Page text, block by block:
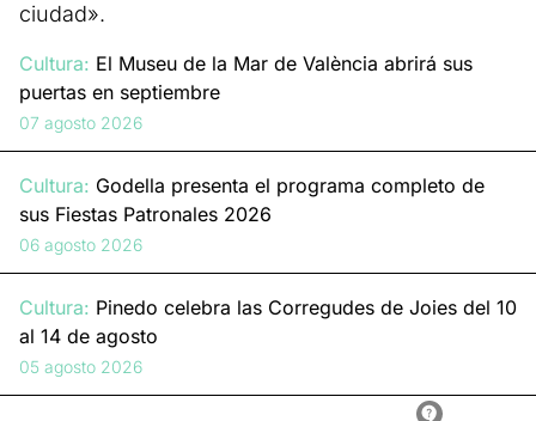
ciudad».
Cultura: El Museu de la Mar de València abrirá sus
puertas en septiembre
07 agosto 2026
Cultura: Godella presenta el programa completo de
sus Fiestas Patronales 2026
06 agosto 2026
Cultura: Pinedo celebra las Corregudes de Joies del 10
al 14 de agosto
05 agosto 2026